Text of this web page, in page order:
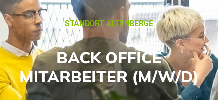
STANDORT ALTENBERGE
BACK OFFICE
MITARBEITER (M/W/D)